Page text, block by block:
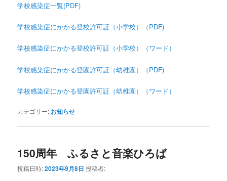
学校感染症一覧(PDF)
学校感染症にかかる登校許可証（小学校）（PDF)
学校感染症にかかる登校許可証（小学校）（ワード）
学校感染症にかかる登園許可証（幼稚園）（PDF)
学校感染症にかかる登園許可証（幼稚園）（ワード）
カテゴリー: お知らせ
150周年 ふるさと音楽ひろば
投稿日時:2023年9月8日 投稿者: